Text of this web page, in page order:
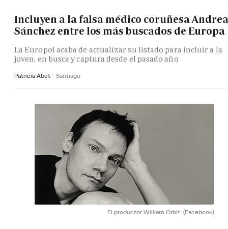
Incluyen a la falsa médico coruñesa Andrea
Sánchez entre los más buscados de Europa
La Europol acaba de actualizar su listado para incluir a la
joven, en busca y captura desde el pasado año
Patricia Abet Santiago
El productor William Orbit. (Facebook)